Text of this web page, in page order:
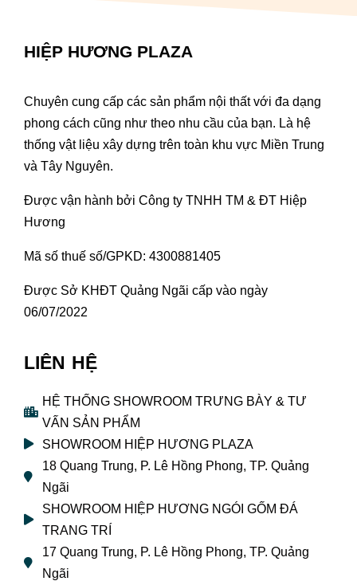
HIỆP HƯƠNG PLAZA
Chuyên cung cấp các sản phẩm nội thất với đa dạng
phong cách cũng như theo nhu cầu của bạn. Là hệ
thống vật liệu xây dựng trên toàn khu vực Miền Trung
và Tây Nguyên.
Được vận hành bởi Công ty TNHH TM & ĐT Hiệp
Hương
Mã số thuế số/GPKD: 4300881405
Được Sở KHĐT Quảng Ngãi cấp vào ngày
06/07/2022
LIÊN HỆ
HỆ THỐNG SHOWROOM TRƯNG BÀY & TƯ
VẤN SẢN PHẨM
SHOWROOM HIỆP HƯƠNG PLAZA
18 Quang Trung, P. Lê Hồng Phong, TP. Quảng
Ngãi
SHOWROOM HIỆP HƯƠNG NGÓI GỐM ĐÁ
TRANG TRÍ
17 Quang Trung, P. Lê Hồng Phong, TP. Quảng
Ngãi